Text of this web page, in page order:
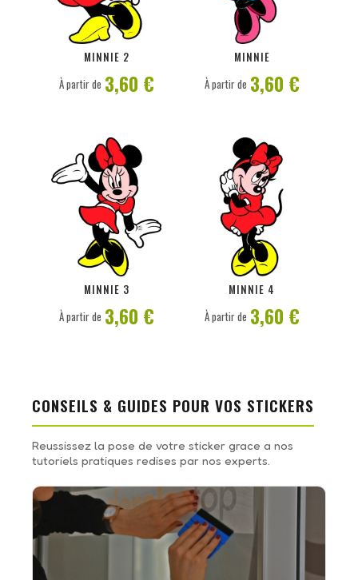
MINNIE 2
PERSONNALISER
À partir de 3,60 €
MINNIE
PERSONNALISER
À partir de 3,60 €
MINNIE 3
PERSONNALISER
À partir de 3,60 €
MINNIE 4
PERSONNALISER
À partir de 3,60 €
CONSEILS & GUIDES POUR VOS STICKERS
Reussissez la pose de votre sticker grace a nos
tutoriels pratiques redises par nos experts.